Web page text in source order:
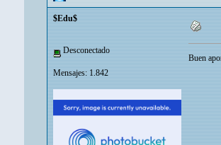
$Edu$
Desconectado
Mensajes: 1.842
Buen